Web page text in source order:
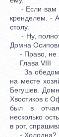
- Если вам
кренделем. -
столу.
- Ну,
Домна
- Право, не
Глава VIII
За обедом
на месте
Бегушев.
Хвостиков с
был в
несколько
в рот,
-